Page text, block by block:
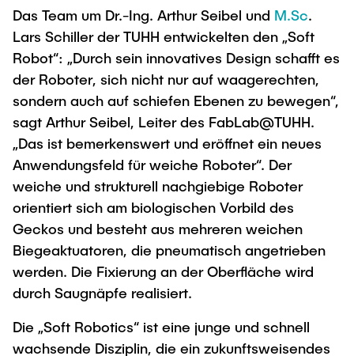
Intern
Lehre und Lernen
Best Practices Lehre
Hochschuldidaktik - ZLL
LearnING Center
Lehre im europäischen Verbund (ECIU)
WorkINGLab / Makerspace
Neues aus der Forschung &
Transfer
Interdisziplinärer Workshop des FSP
„Biobasierte Prozesse und
Reaktortechnologien“
Maschinenbau
Studiengänge
Forschung und Institute
Studienbereich FIT
Institute im Überblick
Das Team um Dr.-Ing. Arthur Seibel und M.Sc.
Lars Schiller der TUHH entwickelten den „Soft
Robot“: „Durch sein innovatives Design schafft es
der Roboter, sich nicht nur auf waagerechten,
sondern auch auf schiefen Ebenen zu bewegen“,
sagt Arthur Seibel, Leiter des FabLab@TUHH.
„Das ist bemerkenswert und eröffnet ein neues
Anwendungsfeld für weiche Roboter“. Der
weiche und strukturell nachgiebige Roboter
orientiert sich am biologischen Vorbild des
Geckos und besteht aus mehreren weichen
Biegeaktuatoren, die pneumatisch angetrieben
werden. Die Fixierung an der Oberfläche wird
durch Saugnäpfe realisiert.
Die „Soft Robotics“ ist eine junge und schnell
wachsende Disziplin, die ein zukunftsweisendes